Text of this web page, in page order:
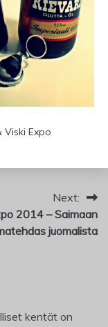
Viski Expo
Next:
2014 – Saimaan
juomalista
kentät on